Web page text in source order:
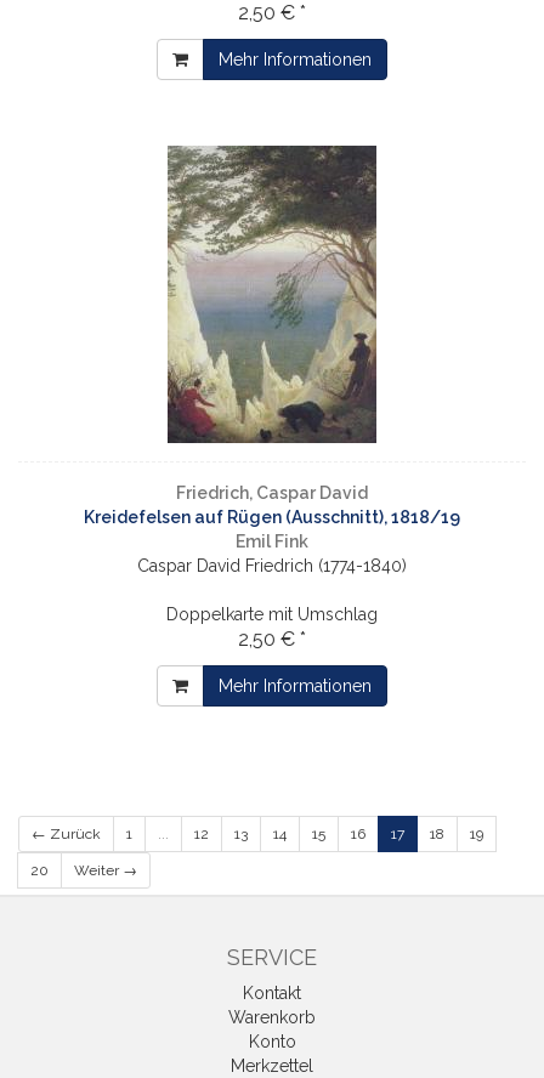
2,50 € *
Mehr Informationen
Friedrich, Caspar David
Kreidefelsen auf Rügen (Ausschnitt), 1818/19
Emil Fink
Caspar David Friedrich (1774-1840)
Doppelkarte mit Umschlag
2,50 € *
Mehr Informationen
← Zurück 1 ... 12 13 14 15 16 17 18 19
20 Weiter →
SERVICE
Kontakt
Warenkorb
Konto
Merkzettel